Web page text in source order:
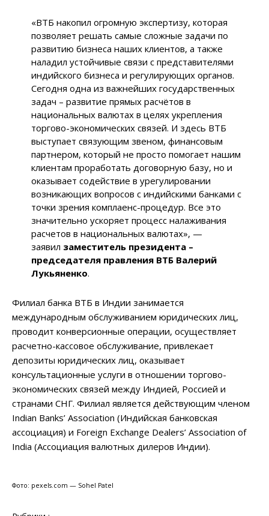
«ВТБ накопил огромную экспертизу, которая
позволяет решать самые сложные задачи по
развитию бизнеса наших клиентов, а также
наладил устойчивые связи с представителями
индийского бизнеса и регулирующих органов.
Сегодня одна из важнейших государственных
задач – развитие прямых расчётов в
национальных валютах в целях укрепления
торгово-экономических связей. И здесь ВТБ
выступает связующим звеном, финансовым
партнером, который не просто помогает нашим
клиентам проработать договорную базу, но и
оказывает содействие в урегулировании
возникающих вопросов с индийскими банками с
точки зрения комплаенс-процедур. Все это
значительно ускоряет процесс налаживания
расчетов в национальных валютах», —
заявил заместитель президента –
председателя правления ВТБ Валерий
Лукьяненко.
Филиал банка ВТБ в Индии занимается
международным обслуживанием юридических лиц,
проводит конверсионные операции, осуществляет
расчетно-кассовое обслуживание, привлекает
депозиты юридических лиц, оказывает
консультационные услуги в отношении торгово-
экономических связей между Индией, Россией и
странами СНГ. Филиал является действующим членом
Indian Banks’ Association (Индийская банковская
ассоциация) и Foreign Exchange Dealers’ Association of
India (Ассоциация валютных дилеров Индии).
Фото: pexels.com — Sohel Patel